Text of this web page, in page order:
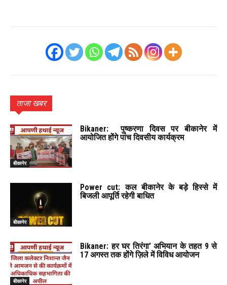
ताजा खबर
बीकानेर
Bikaner: पुष्करणा दिवस पर बीकानेर में
आयोजित होंगे पांच दिवसीय कार्यक्रम
बीकानेर
Power cut: कल बीकानेर के बड़े हिस्से में
बिजली आपूर्ति रहेगी बाधित
बीकानेर
Bikaner: हर घर तिरंगा’ अभियान के तहत 9 से
17 अगस्त तक होंगे ज़िले में विविध आयोजन